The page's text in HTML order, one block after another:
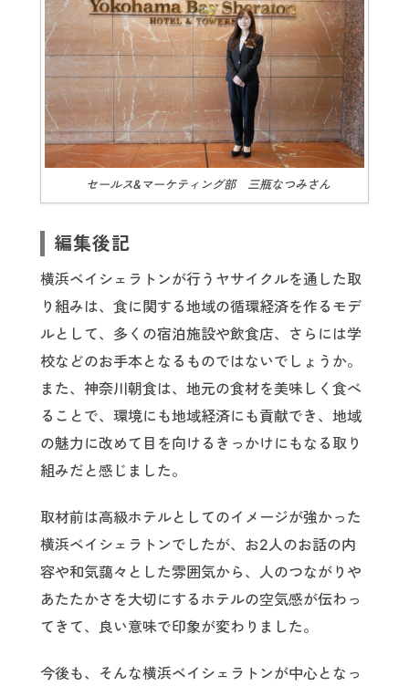
セールス&マーケティング部 三瓶なつみさん
編集後記
横浜ベイシェラトンが行うヤサイクルを通した取
り組みは、食に関する地域の循環経済を作るモデ
ルとして、多くの宿泊施設や飲食店、さらには学
校などのお手本となるものではないでしょうか。
また、神奈川朝食は、地元の食材を美味しく食べ
ることで、環境にも地域経済にも貢献でき、地域
の魅力に改めて目を向けるきっかけにもなる取り
組みだと感じました。
取材前は高級ホテルとしてのイメージが強かった
横浜ベイシェラトンでしたが、お2人のお話の内
容や和気藹々とした雰囲気から、人のつながりや
あたたかさを大切にするホテルの空気感が伝わっ
てきて、良い意味で印象が変わりました。
今後も、そんな横浜ベイシェラトンが中心となっ